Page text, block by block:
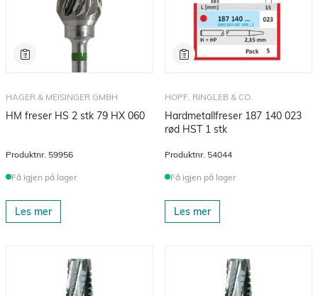
HAGER & MEISINGER GMBH
HM freser HS 2 stk 79 HX 060
Produktnr. 59956
Få igjen på lager
Les mer
HOPF, RINGLEB & CO.
Hardmetallfreser 187 140 023
rød HST 1 stk
Produktnr. 54044
Få igjen på lager
Les mer